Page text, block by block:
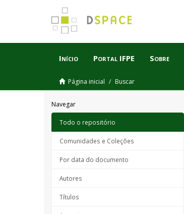
Início Portal IFPE Sobre
Página inicial Buscar
Navegar
Todo o repositório
Comunidades e Coleções
Por data do documento
Autores
Títulos